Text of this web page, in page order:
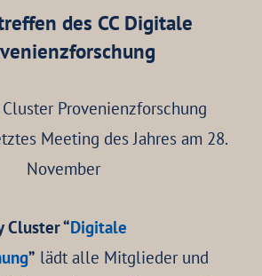
des CC Digitale
Provenienzforschung
Meeting des Jahres am 28.
November
Cluster “Digitale
” lädt alle Mitglieder und